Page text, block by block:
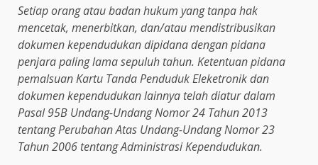
Setiap orang atau badan hukum yang tanpa hak
mencetak, menerbitkan, dan/atau mendistribusikan
dokumen kependudukan dipidana dengan pidana
penjara paling lama sepuluh tahun. Ketentuan pidana
pemalsuan Kartu Tanda Penduduk Eleketronik dan
dokumen kependudukan lainnya telah diatur dalam
Pasal 95B Undang-Undang Nomor 24 Tahun 2013
tentang Perubahan Atas Undang-Undang Nomor 23
Tahun 2006 tentang Administrasi Kependudukan.